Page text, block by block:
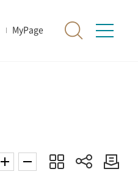
MyPage